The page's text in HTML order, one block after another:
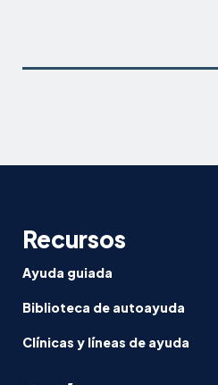
Recursos
Ayuda guiada
Biblioteca de autoayuda
Clínicas y líneas de ayuda